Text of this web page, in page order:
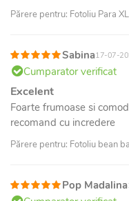
Părere pentru: Fotoliu Para XL
Sabina17-07-
Cumparator verificat
Excelent
Foarte frumoase si
recomand cu incredere
Părere pentru: Fotoliu bean
Pop Madalina